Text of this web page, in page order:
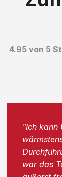
4.95 von 5
"Ich kann
war das